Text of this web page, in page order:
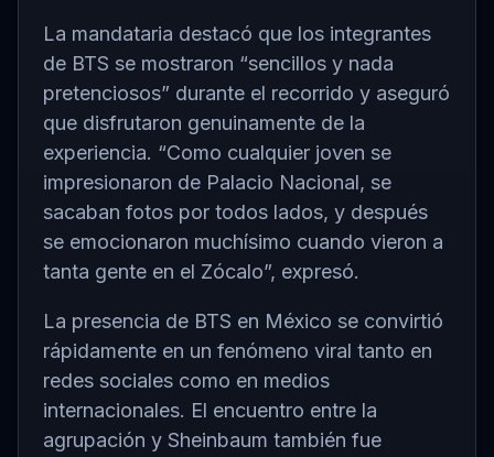
La mandataria destacó que los integrantes
de BTS se mostraron “sencillos y nada
pretenciosos” durante el recorrido y aseguró
que disfrutaron genuinamente de la
experiencia. “Como cualquier joven se
impresionaron de Palacio Nacional, se
sacaban fotos por todos lados, y después
se emocionaron muchísimo cuando vieron a
tanta gente en el Zócalo”, expresó.
La presencia de BTS en México se convirtió
rápidamente en un fenómeno viral tanto en
redes sociales como en medios
internacionales. El encuentro entre la
agrupación y Sheinbaum también fue